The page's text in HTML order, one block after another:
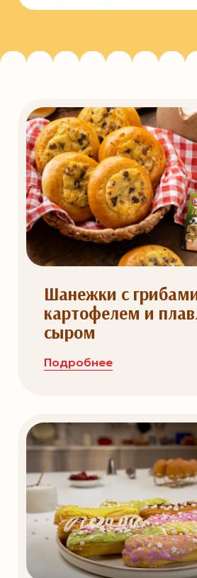
Шанежки с
картофелем и
сыром
Подробнее